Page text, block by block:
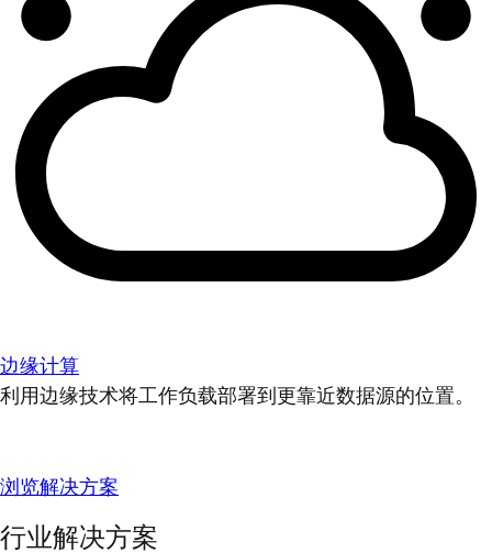
边缘计算
利用边缘技术将工作负载部署到更靠近数据源的位置。
浏览解决方案
行业解决方案